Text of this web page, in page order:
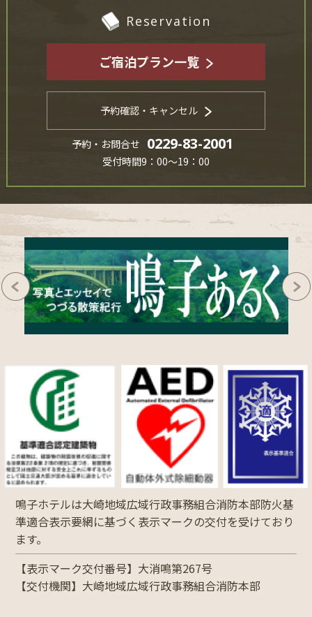
Reservation
ご宿泊プラン一覧
予約確認・キャンセル
予約・お問合せ 0229-83-2001
受付時間9：00～19：00
鳴子ホテルは大崎地域広域行政事務組合消防本部防火基
準適合表示要網に基づく表示マークの交付を受けており
ます。
【表示マーク交付番号】大消鳴第267号
【交付機関】大崎地域広域行政事務組合消防本部